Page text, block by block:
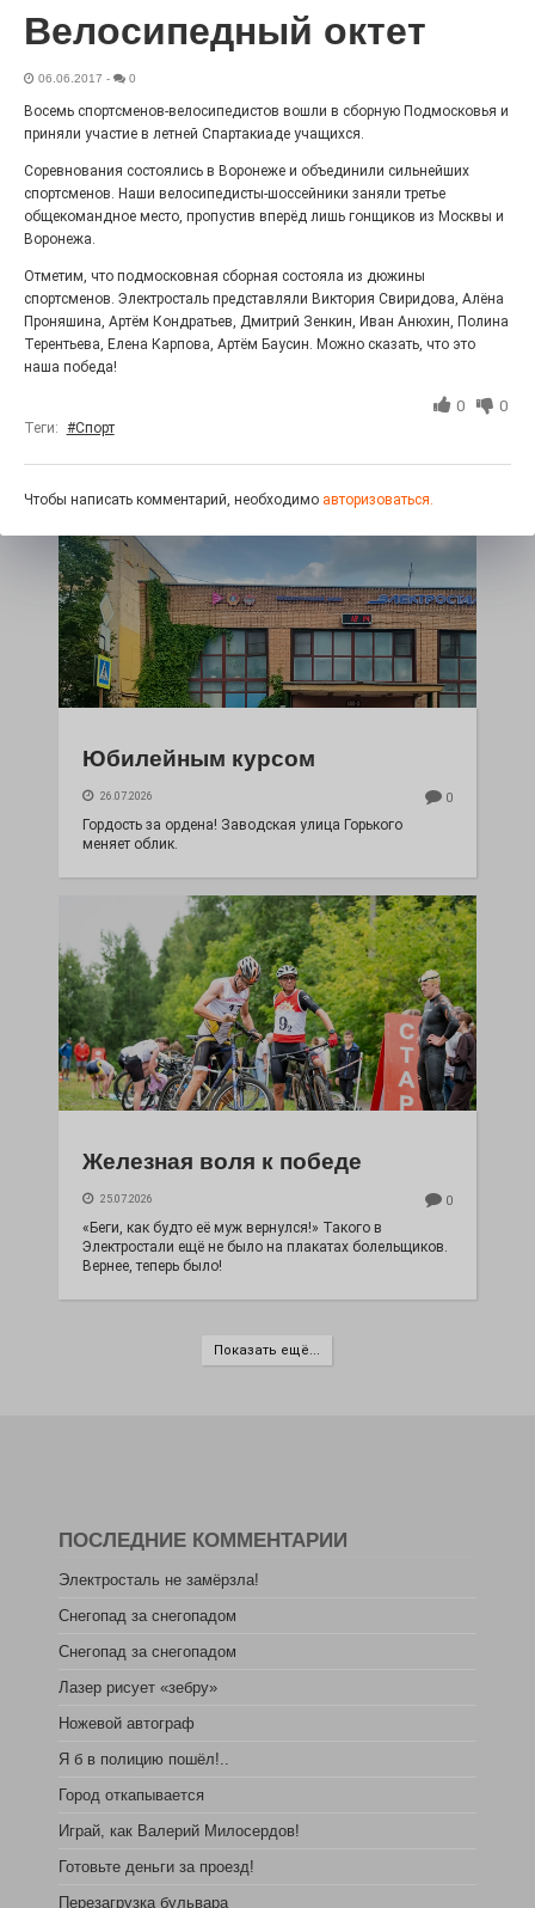
Радость в квадрате! На этой неделе электростальцев
100 футов под килем!
0
«С ними дядька Черномор»
Юбилейным курсом
26.07.2026 0
Гордость за ордена! Заводская улица Горького
меняет облик.
Железная воля к победе
25.07.2026 0
«Беги, как будто её муж вернулся!» Такого в
Электростали ещё не было на плакатах болельщиков.
Вернее, теперь было!
Показать ещё...
Велосипедный октет
06.06.2017 - 0
Восемь спортсменов-велосипедистов вошли в сборную Подмосковья и
приняли участие в летней Спартакиаде учащихся.
Соревнования состоялись в Воронеже и объединили сильнейших
спортсменов. Наши велосипедисты-шоссейники заняли третье
общекомандное место, пропустив вперёд лишь гонщиков из Москвы и
Воронежа.
Отметим, что подмосковная сборная состояла из дюжины
спортсменов. Электросталь представляли Виктория Свиридова, Алёна
Проняшина, Артём Кондратьев, Дмитрий Зенкин, Иван Анюхин, Полина
Терентьева, Елена Карпова, Артём Баусин. Можно сказать, что это
наша победа!
0 0
Теги: #Спорт
Чтобы написать комментарий, необходимо авторизоваться.
ПОСЛЕДНИЕ КОММЕНТАРИИ
Электросталь не замёрзла!
Снегопад за снегопадом
Снегопад за снегопадом
Лазер рисует «зебру»
Ножевой автограф
Я б в полицию пошёл!..
Город откапывается
Играй, как Валерий Милосердов!
Готовьте деньги за проезд!
Перезагрузка бульвара